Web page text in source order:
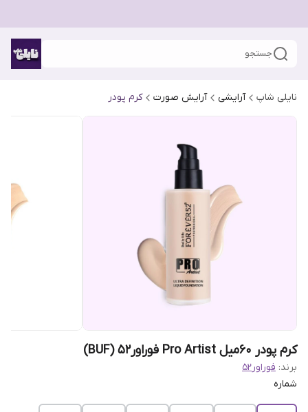
جستجو
نایلی شاپ آرایشی آرایش صورت کرم پودر
کرم پودر 60میل Pro Artist فوراور52 (BUF)
برند: فوراور52
شماره